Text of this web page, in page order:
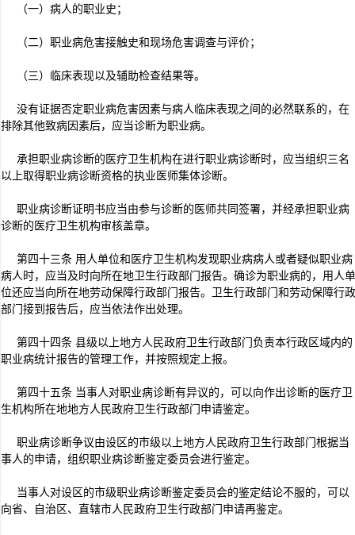
（一）病人的职业史；
（二）职业病危害接触史和现场危害调查与评价；
（三）临床表现以及辅助检查结果等。
没有证据否定职业病危害因素与病人临床表现之间的必然联系的，在
排除其他致病因素后，应当诊断为职业病。
承担职业病诊断的医疗卫生机构在进行职业病诊断时，应当组织三名
以上取得职业病诊断资格的执业医师集体诊断。
职业病诊断证明书应当由参与诊断的医师共同签署，并经承担职业病
诊断的医疗卫生机构审核盖章。
第四十三条 用人单位和医疗卫生机构发现职业病病人或者疑似职业病
病人时，应当及时向所在地卫生行政部门报告。确诊为职业病的，用人单
位还应当向所在地劳动保障行政部门报告。卫生行政部门和劳动保障行政
部门接到报告后，应当依法作出处理。
第四十四条 县级以上地方人民政府卫生行政部门负责本行政区域内的
职业病统计报告的管理工作，并按照规定上报。
第四十五条 当事人对职业病诊断有异议的，可以向作出诊断的医疗卫
生机构所在地地方人民政府卫生行政部门申请鉴定。
职业病诊断争议由设区的市级以上地方人民政府卫生行政部门根据当
事人的申请，组织职业病诊断鉴定委员会进行鉴定。
当事人对设区的市级职业病诊断鉴定委员会的鉴定结论不服的，可以
向省、自治区、直辖市人民政府卫生行政部门申请再鉴定。